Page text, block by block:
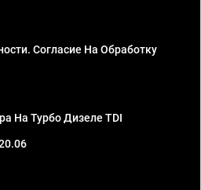
Согласие На Обработку
На Турбо Дизеле TDI